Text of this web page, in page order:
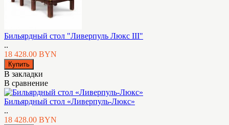
Бильярдный стол "Ливерпуль Люкс III"
..
18 428.00 BYN
В закладки
В сравнение
Бильярдный стол «Ливерпуль-Люкс»
..
18 428.00 BYN